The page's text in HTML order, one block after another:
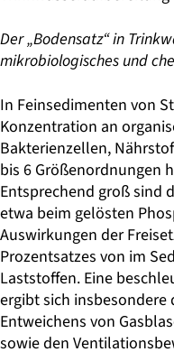
Der „Bodensatz“ in
mikrobiologisches und
In Feinsedimenten von
Konzentration an
Bakterienzellen,
bis 6 Größenordnungen
Entsprechend groß sind
etwa beim gelösten
Auswirkungen der
Prozentsatzes von im
Laststoffen. Eine
ergibt sich
Entweichens von
sowie den